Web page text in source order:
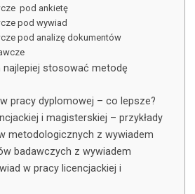
pod ankietę
pod wywiad
pod analizę dokumentów
najlepiej stosować metodę
pracy dyplomowej – co lepsze?
i magisterskiej – przykłady
metodologicznych z wywiadem
badawczych z wywiadem
w pracy licencjackiej i